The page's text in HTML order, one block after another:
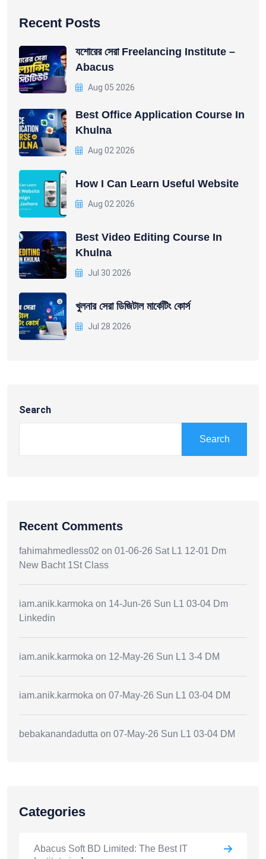
Recent Posts
যশোরের সেরা Freelancing Institute –
Abacus
Aug 05 2026
Best Office Application Course In
Khulna
Aug 02 2026
How I Can Learn Useful Website
Aug 02 2026
Best Video Editing Course In
Khulna
Jul 30 2026
খুলনার সেরা ডিজিটাল মার্কেটিং কোর্স
Jul 28 2026
Search
Search
Recent Comments
fahimahmedless02 on 01-06-26 Sat L1 12-01 Dm
New Bacht 1St Class
iam.anik.karmoka on 14-Jun-26 Sun L1 03-04 Dm
Linkedin
iam.anik.karmoka on 12-May-26 Sun L1 3-4 DM
iam.anik.karmoka on 07-May-26 Sun L1 03-04 DM
bebakanandadutta on 07-May-26 Sun L1 03-04 DM
Categories
Abacus Soft BD Limited: The Best IT